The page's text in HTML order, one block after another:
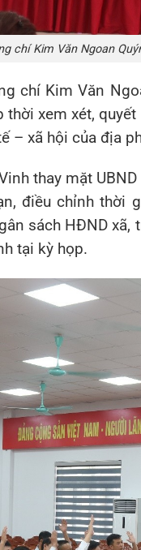
chí Kim Văn Ngoan
chí Kim Văn
thời xem xét,
– xã hội của địa
thay mặt
điều chỉnh thời
sách HĐND
tại kỳ họp.